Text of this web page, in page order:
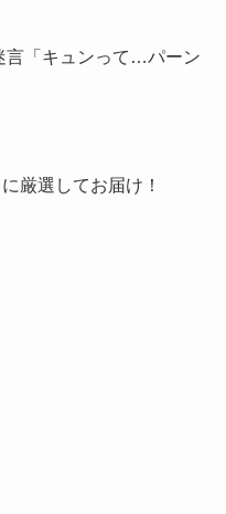
言「キュンって…パーン
厳選してお届け！